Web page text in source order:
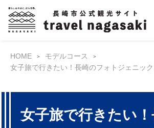
HOME
モデルコース
女子旅で行きたい！長崎のフォトジェニッ
女子旅で行きたい